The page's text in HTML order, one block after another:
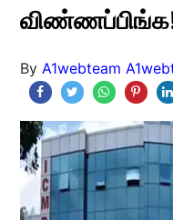
By A1webteam